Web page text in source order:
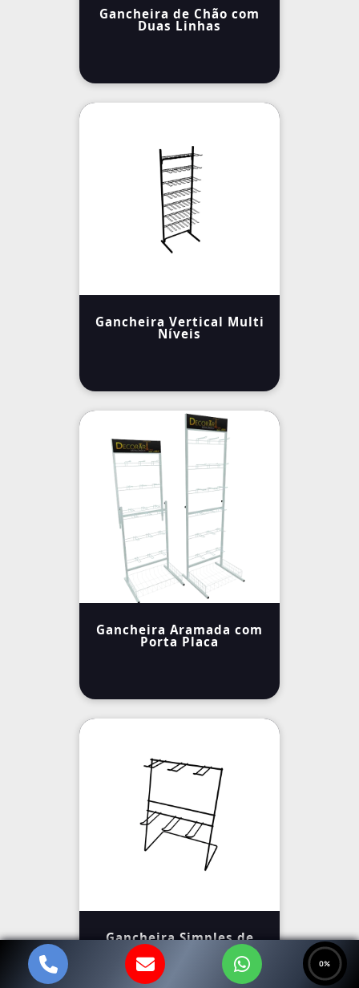
Gancheira de Chão com
Duas Linhas
Gancheira Vertical Multi
Níveis
Gancheira Aramada com
Porta Placa
Gancheira Simples de
Chão com Ganchos
0%